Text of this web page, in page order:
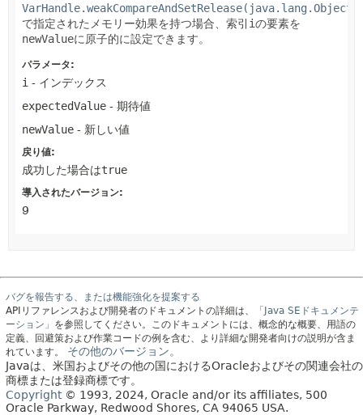
で指定されたメモリー効果を持つ場合、索引 iの要素を
newValueに原子的に設定できます。
パラメータ:
i - インデックス
expectedValue - 期待値
newValue - 新しい値
戻り値:
成功した場合はtrue
導入されたバージョン:
9
バグを報告する、または機能強化を提案する
APIリファレンスおよび開発者のドキュメントの詳細は、
「Java SEドキュメンテ
ーション」 を参照してください。このドキュメントには、概念的な概要、用語の
定義、回避策および作業コードの例を含む、より詳細な開発者向けの説明が含ま
れています。
その他のバージョン。
Javaは、米国およびその他の国におけるOracleおよびその関連会社の
商標または登録商標です。
Copyright© 1993, 2024, Oracle and/or its affiliates, 500
Oracle Parkway, Redwood Shores, CA 94065 USA.